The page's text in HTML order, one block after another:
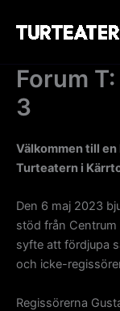
Forum
3
Välkommen till en
Turteatern i
Den 6 maj 2023
stöd från
syfte att fördjupa
och icke-
Regissörerna